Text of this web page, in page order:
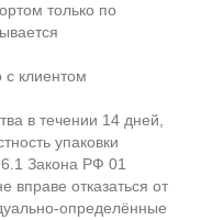
только по
с клиентом
в течении 14 дней,
упаковки
Закона РФ 01
вправе отказаться от
определённые